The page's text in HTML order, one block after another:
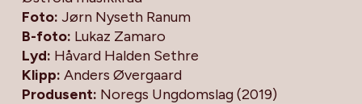
Foto: Jørn Nyseth Ranum
B-foto: Lukaz Zamaro
Lyd: Håvard Halden Sethre
Klipp:Anders Øvergaard
Produsent: Noregs Ungdomslag (2019)